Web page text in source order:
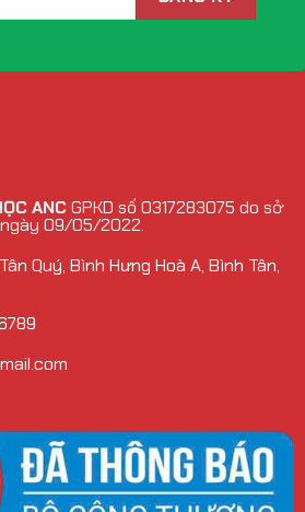
ANC GPKD số 0317283075 do sở
ngày 09/05/2022.
Quý, Bình Hưng Hoà A, Bình Tân,